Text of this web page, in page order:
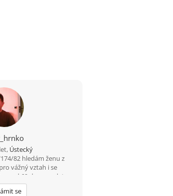
Ústecký
82 hledám ženu z
vážný vztah i se
od 60 do.............let
se